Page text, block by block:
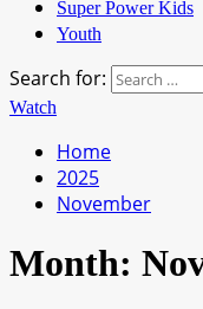
Super Power Kids
Youth
Search for:
Watch
Home
2025
November
Month: